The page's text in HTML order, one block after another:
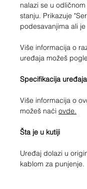
nalazi se u
stanju. Prikazuje
podesavanjima ali
Više informacija o
uređaja možeš
Specifikacija uređaja
Više informacija o
možeš naći ovde.
Šta je u kutiji
Uređaj dolazi u
kablom za punjenje.